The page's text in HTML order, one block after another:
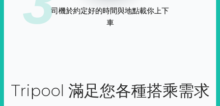
司機於約定好的時間與地點載你上下
車
Tripool 滿足您各種搭乘需求